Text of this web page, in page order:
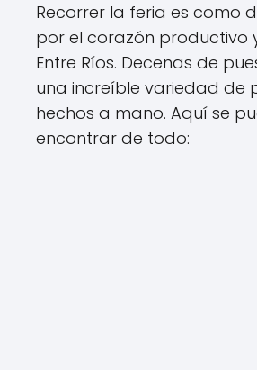
Recorrer la feria es como
por el corazón productivo
Entre Ríos. Decenas de
una increíble variedad de
hechos a mano. Aquí se
encontrar de todo: